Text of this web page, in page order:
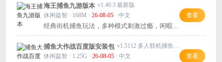
海王捕鱼九游版本 v1.40.3 最新版
休闲益智 · 168M · 26-08-05· 中文
经典街机捕鱼玩法，多种模式刺激过瘾，闲暇时
不妨一试！
查看
捕鱼大作战百度版安装包
休闲益智 · 1.25G · 26-08-05· 中文 查看